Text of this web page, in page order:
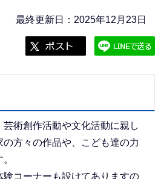
最終更新日：2025年12月23日
芸術創作活動や文化活動に親し
方々の作品や、こども達の力
験コーナーも設けてありますの